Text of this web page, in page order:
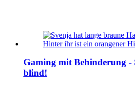
Gaming mit Behinderung -
blind!